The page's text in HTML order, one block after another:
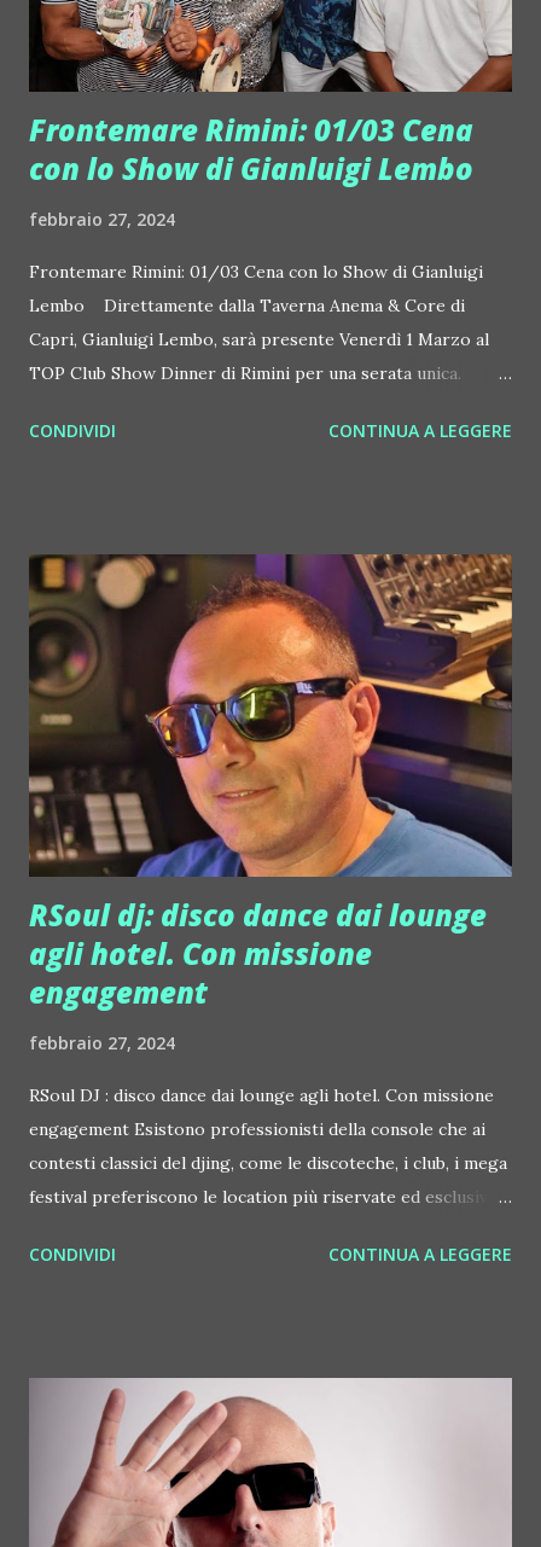
contemporanea con altre tre nuove apertu...
Frontemare Rimini: 01/03 Cena
con lo Show di Gianluigi Lembo
febbraio 27, 2024
Frontemare Rimini: 01/03 Cena con lo Show di Gianluigi
Lembo Direttamente dalla Taverna Anema & Core di
Capri, Gianluigi Lembo, sarà presente Venerdì 1 Marzo al
TOP Club Show Dinner di Rimini per una serata unica.
artisti come Katy Perry, Jennifer Lopez, Mario Biondi,
per Dubai, Venezia, Milano, Roma, Napoli, fino alle tappe in
Sicilia ed in Puglia. Erede artistico del leggendario Guido
Lembo, continua a portare avanti la tradizione di famiglia
con passione e dedizione, offrendo ogni sera esibizioni live
che attraversano i grandi classici della musica napoletana,
successi internazionali e una dose generosa di ironia.
Venerdì 1 Marzo la cena al TOP Club avrà inizio alle ore
21:00 e, ...
CONDIVIDI CONTINUA A LEGGERE
RSoul dj: disco dance dai lounge
agli hotel. Con missione
engagement
febbraio 27, 2024
RSoul DJ : disco dance dai lounge agli hotel. Con missione
engagement Esistono professionisti della console che ai
contesti classici del djing, come le discoteche, i club, i mega
festival preferiscono le location più riservate ed esclusive,
lounge, o i party danzanti negli hotel e nei loft di lusso in
d'eccellenza, come Radisson Collection e Terrazza Martini a
Milano o Villa Agape a Firenze, con selezioni musicali al
tempo stesso raffinate e coinvolgenti. Intrattenendo senza
sosta pubblici di ogni età. "La chiave del mio successo in
pista sta nella perfetta coniugazione fra il mio bagaglio
CONDIVIDI CONTINUA A LEGGERE